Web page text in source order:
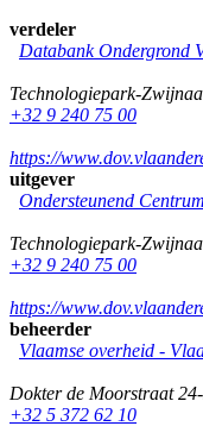
verdeler
Databank Ondergrond
Technologiepark-
+32 9 240 75 00
https://
uitgever
Ondersteunend
Technologiepark-
+32 9 240 75 00
https://
beheerder
Vlaamse overheid -
Dokter de Moorstraat
+32 5 372 62 10